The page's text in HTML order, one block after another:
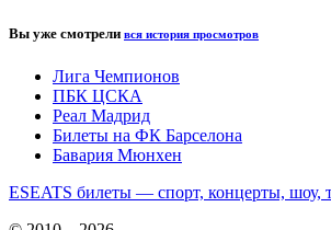
Вы уже смотрели вся история просмотров
Лига Чемпионов
ПБК ЦСКА
Реал Мадрид
Билеты на ФК Барселона
Бавария Мюнхен
ESEATS билеты — спорт, концерты, шоу,